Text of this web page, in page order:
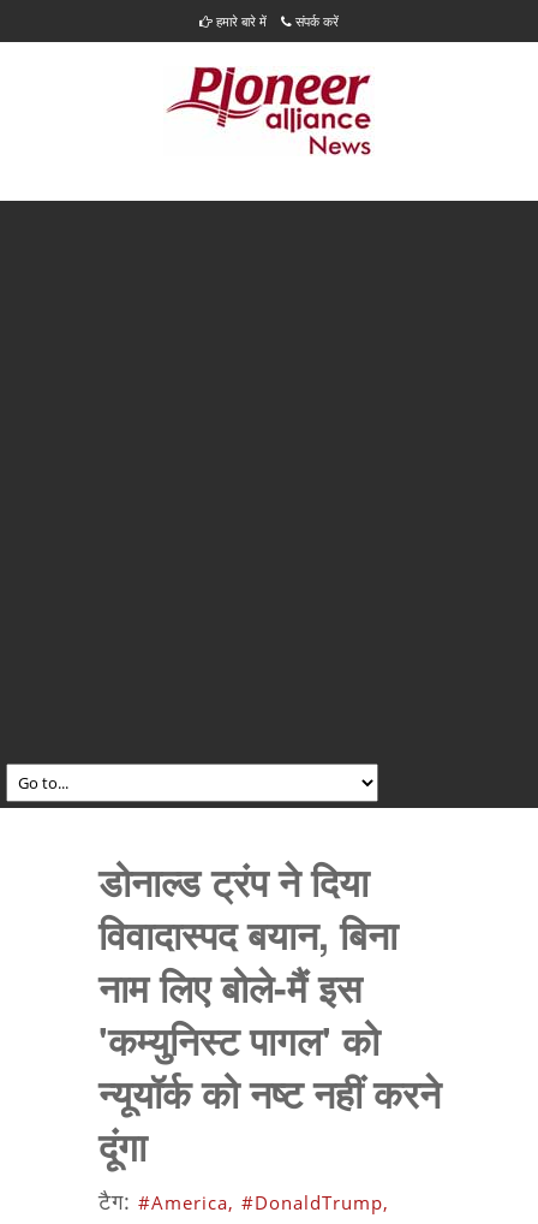
हमारे बारे में संपर्क करें
डोनाल्ड ट्रंप ने दिया
विवादास्पद बयान, बिना
नाम लिए बोले-मैं इस
'कम्युनिस्ट पागल' को
न्यूयॉर्क को नष्ट नहीं करने
दूंगा
टैग: #America, #DonaldTrump,